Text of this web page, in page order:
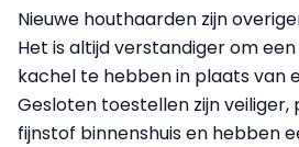
Nieuwe houthaarden zijn
Het is altijd verstandiger om
kachel te hebben in plaats van
Gesloten toestellen zijn
fijnstof binnenshuis en hebben